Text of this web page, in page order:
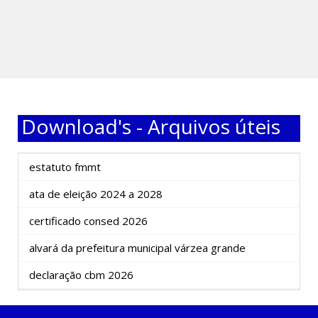
Download's - Arquivos úteis
estatuto fmmt
ata de eleição 2024 a 2028
certificado consed 2026
alvará da prefeitura municipal várzea grande
declaração cbm 2026